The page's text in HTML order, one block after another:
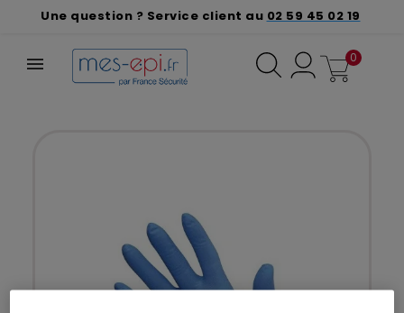
Une question ? Service client au 02 59 45 02 19
0